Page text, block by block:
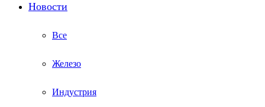
Новости
Все
Железо
Индустрия